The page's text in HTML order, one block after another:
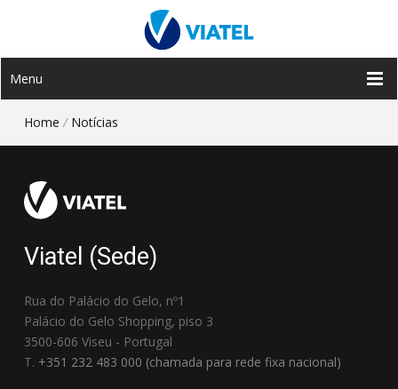
Menu
Home / Notícias
Viatel (Sede)
Rua do Palácio do Gelo, nº1
Palácio do Gelo Shopping, piso 3
3500-606 Viseu - Portugal
T. +351 232 483 000 (chamada para rede fixa nacional)